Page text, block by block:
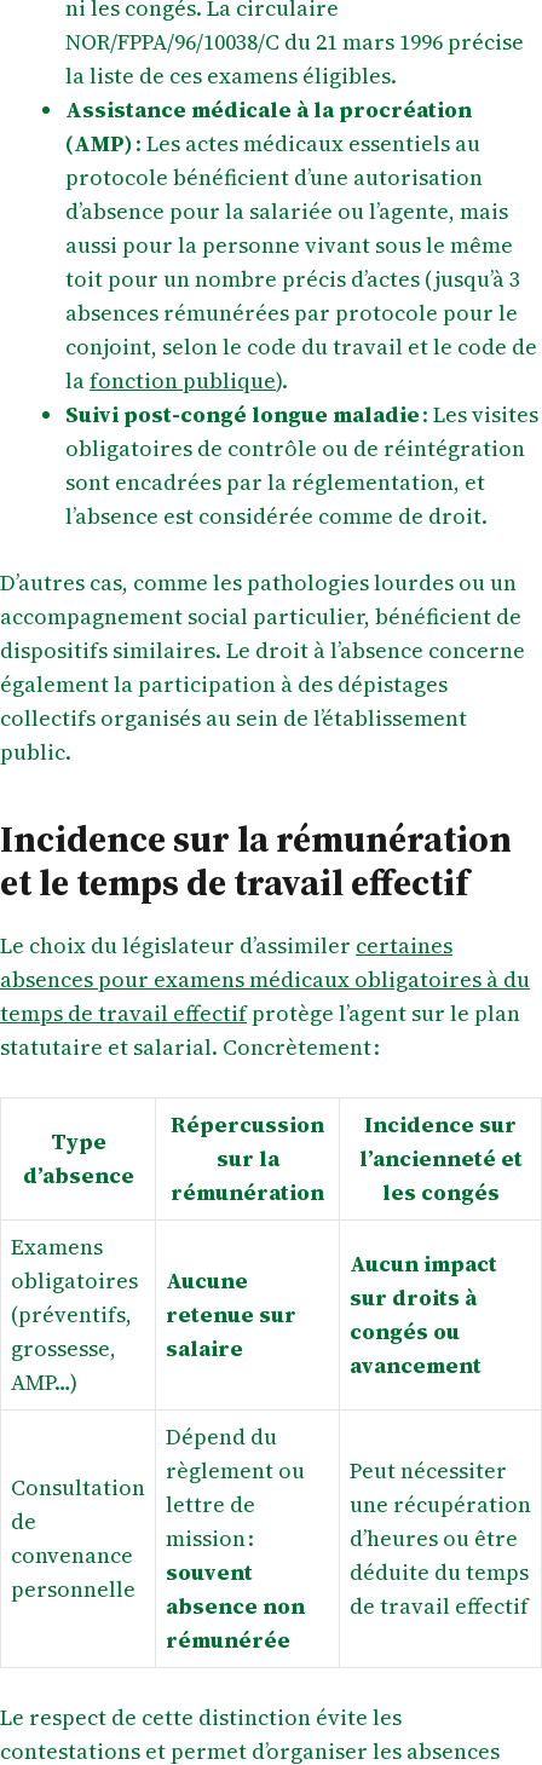
ni les congés. La circulaire
NOR/FPPA/96/10038/C du 21 mars 1996 précise
la liste de ces examens éligibles.
Assistance médicale à la procréation
(AMP): Les actes médicaux essentiels au
protocole bénéficient d’une autorisation
d’absence pour la salariée ou l’agente, mais
aussi pour la personne vivant sous le même
toit pour un nombre précis d’actes (jusqu’à 3
absences rémunérées par protocole pour le
conjoint, selon le code du travail et le code de
lafonction publique).
Suivi post-congé longue maladie: Les visites
obligatoires de contrôle ou de réintégration
sont encadrées par la réglementation, et
l’absence est considérée comme de droit.
D’autres cas, comme les pathologies lourdes ou un
accompagnement social particulier, bénéficient de
dispositifs similaires. Le droit à l’absence concerne
également la participation à des dépistages
collectifs organisés au sein de l’établissement
public.
Incidence sur la rémunération
et le temps de travail effectif
Le choix du législateur d’assimiler certaines
absences pour examens médicaux obligatoires à du
temps de travail effectifprotège l’agent sur le plan
statutaire et salarial. Concrètement :
Type
d’absence
Répercussion
sur la
rémunération
Incidence sur
l’ancienneté et
les congés
Examens
obligatoires
(préventifs,
grossesse,
AMP…)
Aucune
retenue sur
salaire
Aucun impact
sur droits à
congés ou
avancement
Consultation
de
convenance
personnelle
Dépend du
règlement ou
lettre de
mission :
souvent
absence non
rémunérée
Peut nécessiter
une récupération
d’heures ou être
déduite du temps
de travail effectif
Le respect de cette distinction évite les
contestations et permet d’organiser les absences